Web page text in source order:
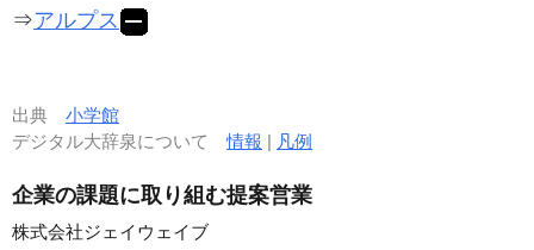
⇒アルプス
出典 小学館
デジタル大辞泉について情報 | 凡例
企業の課題に取り組む提案営業
株式会社ジェイウェイブ